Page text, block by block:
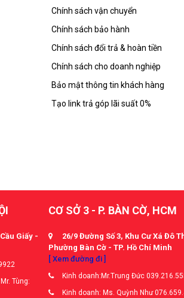
Chính sách vận chuyển
Chính sách bảo hành
Chính sách đổi trả & hoàn tiền
Chính sách cho doanh nghiệp
Bảo mật thông tin khách hàng
Tạo link trả góp lãi suất 0%
Giấy -
Tùng:
CƠ SỞ 3 - P. BÀN CỜ, HCM
26/9 Đường Số 3, Khu Cư Xá Đô
Phường Bàn Cờ - TP. Hồ Chí Minh
[ Xem đường đi ]
Kinh doanh:Mr.Trung Đức
Kinh doanh: Ms. Quỳnh Như